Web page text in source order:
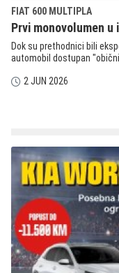
FIAT 600 MULTIPLA
Prvi monovolumen
Dok su prethodnici bili
automobil dostupan
2 JUN 2026